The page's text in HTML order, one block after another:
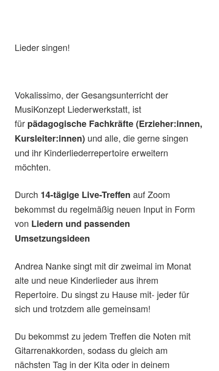
Lieder singen!
Vokalissimo, der Gesangsunterricht der
MusiKonzept Liederwerkstatt, ist
für pädagogische Fachkräfte (Erzieher:innen,
Kursleiter:innen) und alle, die gerne singen
und ihr Kinderliederrepertoire erweitern
möchten.
Durch 14-tägige Live-Treffen auf Zoom
bekommst du regelmäßig neuen Input in Form
von Liedern und passenden
Umsetzungsideen
Andrea Nanke singt mit dir zweimal im Monat
alte und neue Kinderlieder aus ihrem
Repertoire. Du singst zu Hause mit- jeder für
sich und trotzdem alle gemeinsam!
Du bekommst zu jedem Treffen die Noten mit
Gitarrenakkorden, sodass du gleich am
nächsten Tag in der Kita oder in deinem